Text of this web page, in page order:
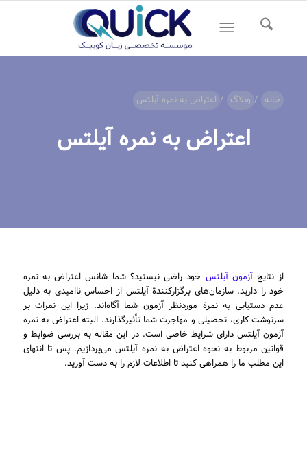
خانه / وبلاگ / اعتراض به نمره آیلتس
اعتراض به نمره آیلتس
از نتایجآزمون آیلتس خود راضی نیستید؟ شما شانس اعتراض به نمره
خود را دارید. سازمان‌های برگزارکنندة آیلتس از احساس ناامیدی به دلیل
عدم دستیابی به نمرة موردنظر آزمون شما آگاه‌اند. زیرا این نمرات بر
سرنوشت کاری، تحصیلی و مهاجرت شما تأثیرگذارند. البته اعتراض به نمره
آزمون آیلتس دارای شرایط خاصی است. در این مقاله به بررسی ضوابط و
قوانین مربوط به نحوه اعتراض به نمره آیلتس می‌پردازیم. پس تا انتهای
این مطلب ما را همراهی کنید تا اطلاعات لازم را به دست آورید.